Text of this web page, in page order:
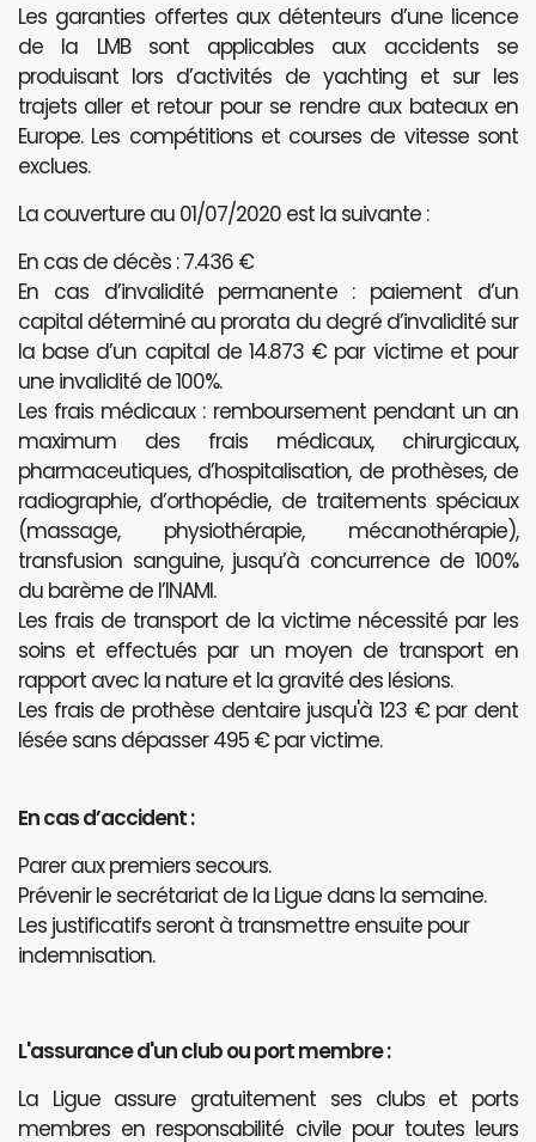
Les garanties offertes aux détenteurs d’une licence
de la LMB sont applicables aux accidents se
produisant lors d’activités de yachting et sur les
trajets aller et retour pour se rendre aux bateaux en
Europe. Les compétitions et courses de vitesse sont
exclues.
La couverture au 01/07/2020 est la suivante :
En cas de décès : 7.436 €
En cas d’invalidité permanente : paiement d’un
capital déterminé au prorata du degré d’invalidité sur
la base d’un capital de 14.873 € par victime et pour
une invalidité de 100%.
Les frais médicaux : remboursement pendant un an
maximum des frais médicaux, chirurgicaux,
pharmaceutiques, d’hospitalisation, de prothèses, de
radiographie, d’orthopédie, de traitements spéciaux
(massage, physiothérapie, mécanothérapie),
transfusion sanguine, jusqu’à concurrence de 100%
du barème de l’INAMI.
Les frais de transport de la victime nécessité par les
soins et effectués par un moyen de transport en
rapport avec la nature et la gravité des lésions.
Les frais de prothèse dentaire jusqu'à 123 € par dent
lésée sans dépasser 495 € par victime.
En cas d’accident :
Parer aux premiers secours.
Prévenir le secrétariat de la Ligue dans la semaine.
Les justificatifs seront à transmettre ensuite pour
indemnisation.
L'assurance d'un club ou port membre :
La Ligue assure gratuitement ses clubs et ports
membres en responsabilité civile pour toutes leurs